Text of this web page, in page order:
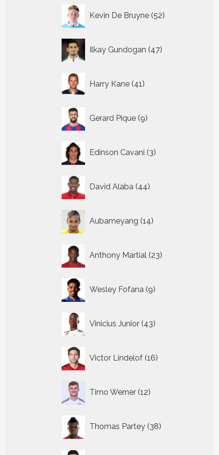
Kevin De Bruyne 52
producten
Ilkay Gundogan 47
producten
Harry Kane 41
producten
Gerard Pique 9
producten
Edinson Cavani 3
producten
David Alaba 44
producten
Aubameyang 14
producten
Anthony Martial 23
producten
Wesley Fofana 9
producten
Vinicius Junior 43
producten
Victor Lindelof 16
producten
Timo Werner 12
producten
Thomas Partey 38
producten